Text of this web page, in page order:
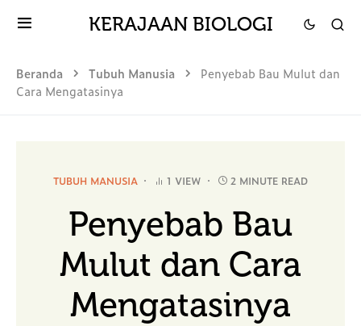
KERAJAAN BIOLOGI
Beranda Tubuh Manusia
Penyebab Bau Mulut dan
Cara Mengatasinya
TUBUH MANUSIA 1 VIEW 2 MINUTE READ
Penyebab Bau
Mulut dan Cara
Mengatasinya